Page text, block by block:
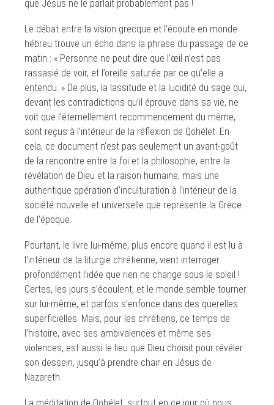
que Jésus ne le parlait probablement pas !
Le débat entre la vision grecque et l’écoute en monde
hébreu trouve un écho dans la phrase du passage de ce
matin : « Personne ne peut dire que l’œil n’est pas
rassasié de voir, et l’oreille saturée par ce qu’elle a
entendu. » De plus, la lassitude et la lucidité du sage qui,
devant les contradictions qu’il éprouve dans sa vie, ne
voit que l’éternellement recommencement du même,
sont reçus à l’intérieur de la réflexion de Qohélet. En
cela, ce document n’est pas seulement un avant-goût
de la rencontre entre la foi et la philosophie, entre la
révélation de Dieu et la raison humaine, mais une
authentique opération d’inculturation à l’intérieur de la
société nouvelle et universelle que représente la Grèce
de l’époque.
Pourtant, le livre lui-même, plus encore quand il est lu à
l’intérieur de la liturgie chrétienne, vient interroger
profondément l’idée que rien ne change sous le soleil !
Certes, les jours s’écoulent, et le monde semble tourner
sur lui-même, et parfois s’enfonce dans des querelles
superficielles. Mais, pour les chrétiens, ce temps de
l’histoire, avec ses ambivalences et même ses
violences, est aussi le lieu que Dieu choisit pour révéler
son dessein, jusqu’à prendre chair en Jésus de
Nazareth.